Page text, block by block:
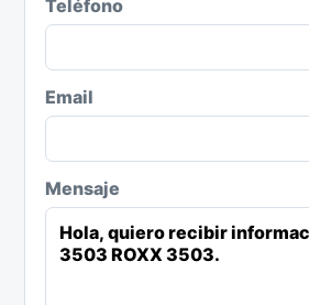
Teléfono
Email
Mensaje